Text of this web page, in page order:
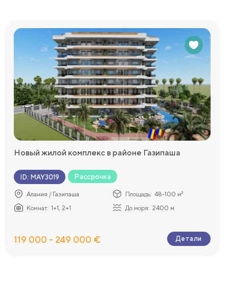
Новый жилой комплекс в районе Газипаша
ID: MAY3019 Рассрочка
Алания / Газипаша Площадь: 48-100 м²
Комнат: 1+1, 2+1 До моря: 2400 м
119 000 - 249 000 € Детали